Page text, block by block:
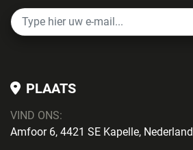
PLAATS
VIND ONS:
Amfoor 6, 4421 SE Kapelle, Nederland